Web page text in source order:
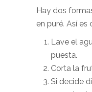
Hay dos
en puré. Así es
Lave el
puesta.
Corta la
Si decide